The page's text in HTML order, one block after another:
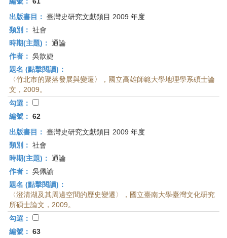
灣
史
研
究
所-
首
頁
出版書目： 臺灣史研究文獻類目 2009 年度
類別： 社會
時期(主題)： 通論
作者： 吳歆婕
題名 (點擊閱讀)：
〈竹北市的聚落發展與變遷〉，國立高雄師範大學地理學系碩士論
文，2009。
勾選：
編號： 62
出版書目： 臺灣史研究文獻類目 2009 年度
類別： 社會
時期(主題)： 通論
作者： 吳佩諭
題名 (點擊閱讀)：
〈澄清湖及其周邊空間的歷史變遷〉，國立臺南大學臺灣文化研究
所碩士論文，2009。
勾選：
編號： 63